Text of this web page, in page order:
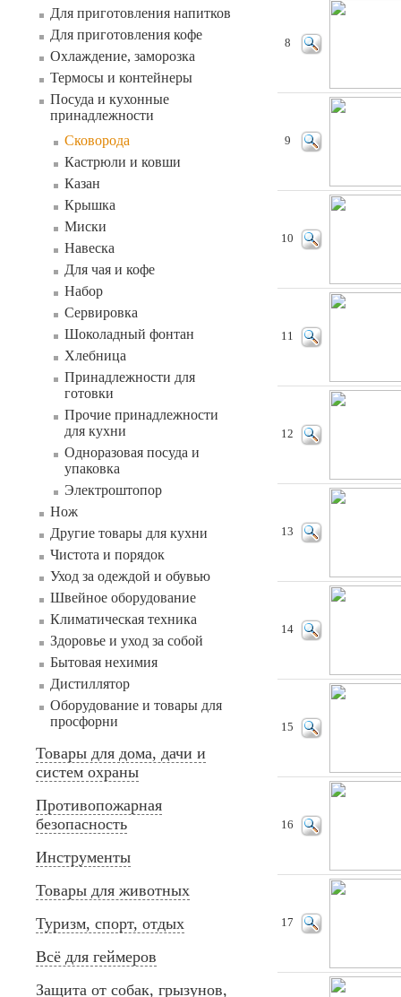
Для приготовления напитков
Для приготовления кофе
Охлаждение, заморозка
Термосы и контейнеры
Посуда и кухонные
принадлежности
Сковорода
Кастрюли и ковши
Казан
Крышка
Миски
Навеска
Для чая и кофе
Набор
Сервировка
Шоколадный фонтан
Хлебница
Принадлежности для
готовки
Прочие принадлежности
для кухни
Одноразовая посуда и
упаковка
Электроштопор
Нож
Другие товары для кухни
Чистота и порядок
Уход за одеждой и обувью
Швейное оборудование
Климатическая техника
Здоровье и уход за собой
Бытовая нехимия
Дистиллятор
Оборудование и товары для
просфорни
Товары для дома, дачи и
систем охраны
Противопожарная
безопасность
Инструменты
Товары для животных
Туризм, спорт, отдых
Всё для геймеров
Защита от собак, грызунов,
8
9
10
11
12
13
14
15
16
17